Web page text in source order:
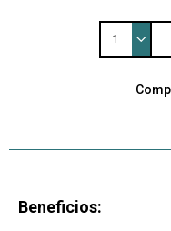
1
Beneficios: